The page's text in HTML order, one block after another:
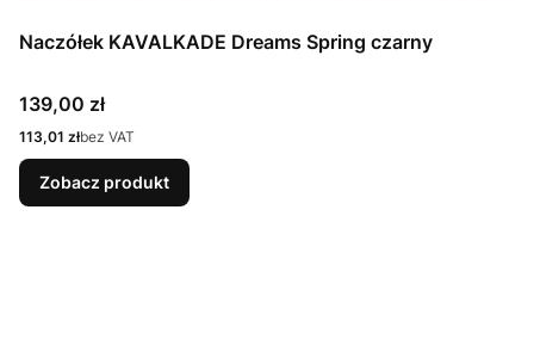
Naczółek KAVALKADE Dreams Spring czarny
Cena
139,00 zł
Cena
113,01 złbez VAT
Zobacz produkt